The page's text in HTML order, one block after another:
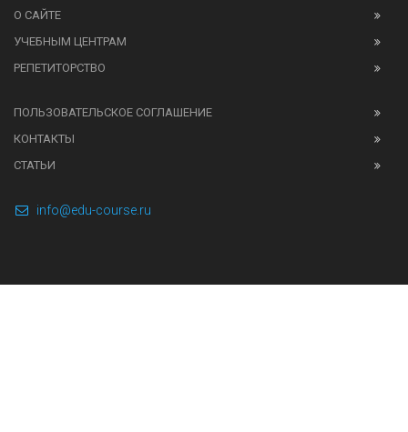
О САЙТЕ
УЧЕБНЫМ ЦЕНТРАМ
РЕПЕТИТОРСТВО
ПОЛЬЗОВАТЕЛЬСКОЕ СОГЛАШЕНИЕ
КОНТАКТЫ
СТАТЬИ
info@edu-course.ru